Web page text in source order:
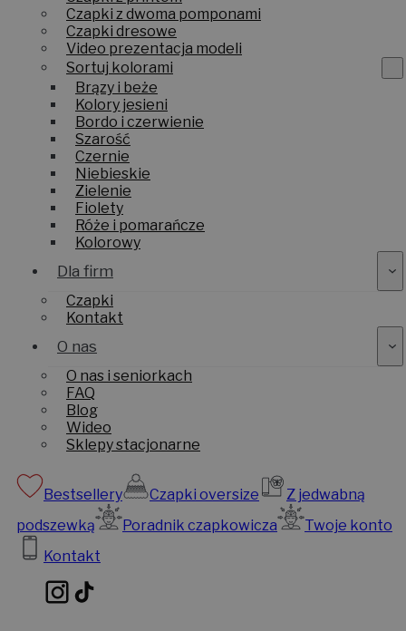
Czapki z dwoma pomponami
Czapki dresowe
Video prezentacja modeli
Sortuj kolorami
Brązy i beże
Kolory jesieni
Bordo i czerwienie
Szarość
Czernie
Niebieskie
Zielenie
Fiolety
Róże i pomarańcze
Kolorowy
Dla firm
Czapki
Kontakt
O nas
O nas i seniorkach
FAQ
Blog
Wideo
Sklepy stacjonarne
Bestsellery Czapki oversize
Z jedwabną
podszewką
Poradnik czapkowicza
Twoje konto
Kontakt